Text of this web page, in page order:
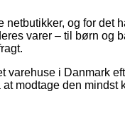
netbutikker, og for det
varer – til børn og
varehuse i Danmark
modtage den mindst